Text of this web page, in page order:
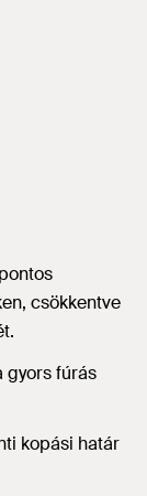
csökkentve
gyors fúrás
kopási határ